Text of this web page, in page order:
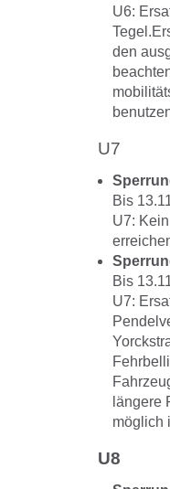
U6:
den
U7
Bis
U7:
Bis
U7:
längere
möglich
U8